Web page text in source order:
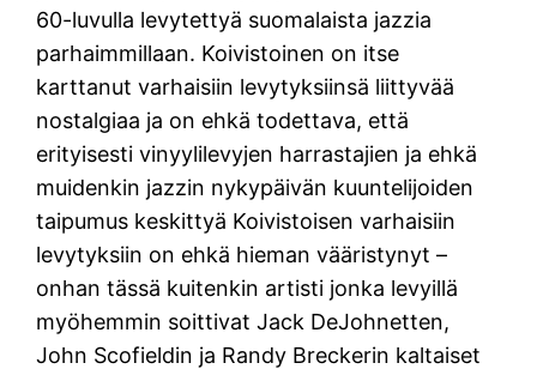
60-luvulla levytettyä suomalaista jazzia
parhaimmillaan. Koivistoinen on itse
karttanut varhaisiin levytyksiinsä liittyvää
nostalgiaa ja on ehkä todettava, että
erityisesti vinyylilevyjen harrastajien ja ehkä
muidenkin jazzin nykypäivän kuuntelijoiden
taipumus keskittyä Koivistoisen varhaisiin
levytyksiin on ehkä hieman vääristynyt –
onhan tässä kuitenkin artisti jonka levyillä
myöhemmin soittivat Jack DeJohnetten,
John Scofieldin ja Randy Breckerin kaltaiset